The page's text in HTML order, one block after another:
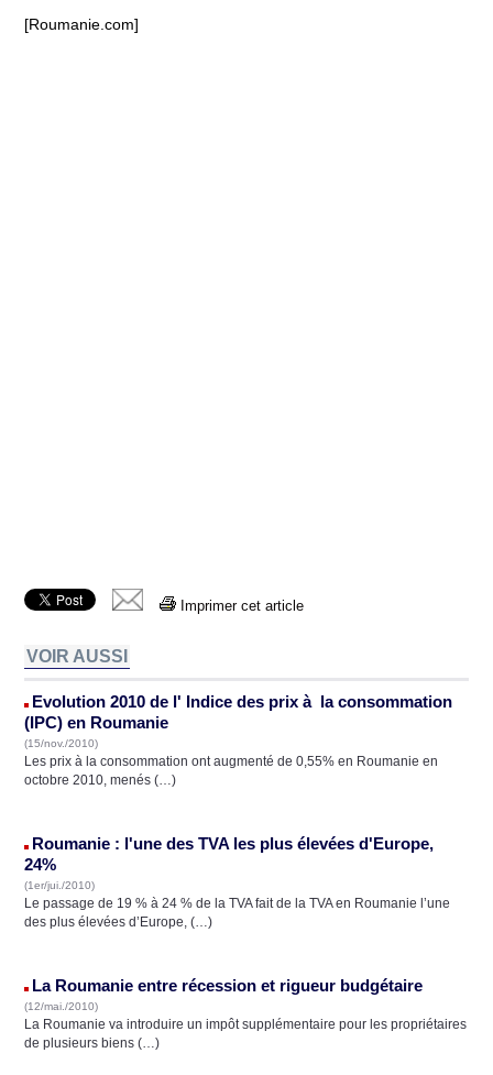
[Roumanie.com]
Imprimer cet article
VOIR AUSSI
Evolution 2010 de l' Indice des prix à la consommation
(IPC) en Roumanie
(15/nov./2010)
Les prix à la consommation ont augmenté de 0,55% en Roumanie en
octobre 2010, menés (…)
Roumanie : l'une des TVA les plus élevées d'Europe,
24%
(1er/jui./2010)
Le passage de 19 % à 24 % de la TVA fait de la TVA en Roumanie l’une
des plus élevées d’Europe, (…)
La Roumanie entre récession et rigueur budgétaire
(12/mai./2010)
La Roumanie va introduire un impôt supplémentaire pour les propriétaires
de plusieurs biens (…)